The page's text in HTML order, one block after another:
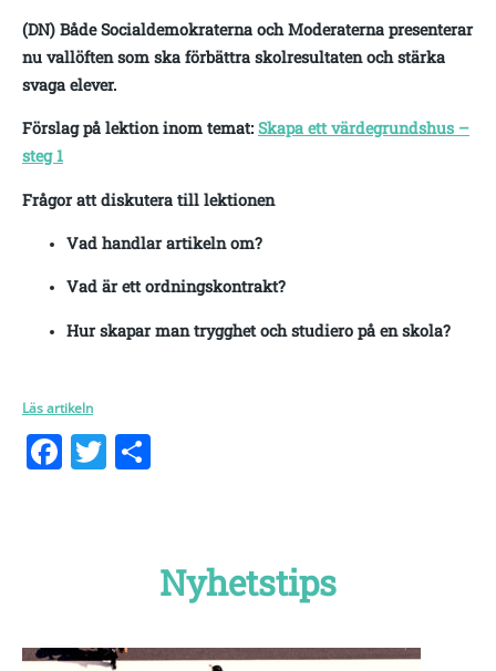
(DN) Både Socialdemokraterna och Moderaterna presenterar
nu vallöften som ska förbättra skolresultaten och stärka
svaga elever.
Förslag på lektion inom temat: Skapa ett värdegrundshus –
steg 1
Frågor att diskutera till lektionen
Vad handlar artikeln om?
Vad är ett ordningskontrakt?
Hur skapar man trygghet och studiero på en skola?
Läs artikeln
Facebook
Twitter
Nyhetstips